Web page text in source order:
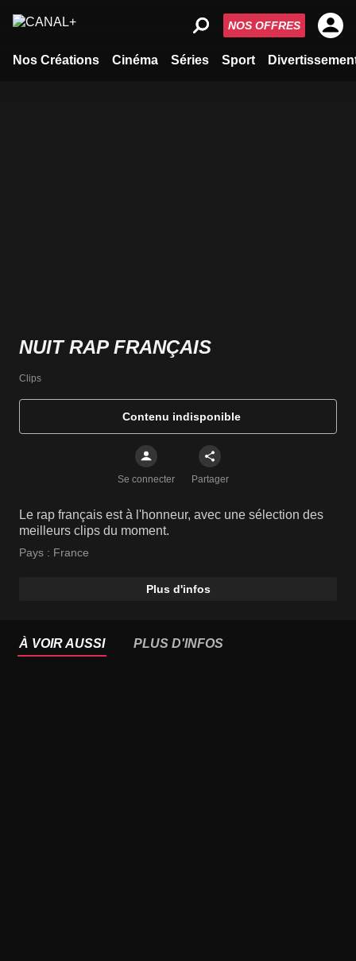
Nos Créations Cinéma Séries Sport
NOS OFFRES
NUIT RAP FRANÇAIS
Clips
Contenu indisponible
Se connecter Partager
Le rap français est à l'honneur, avec une sélection des
meilleurs clips du moment.
Pays : France
Plus d'infos
À VOIR AUSSI PLUS D'INFOS